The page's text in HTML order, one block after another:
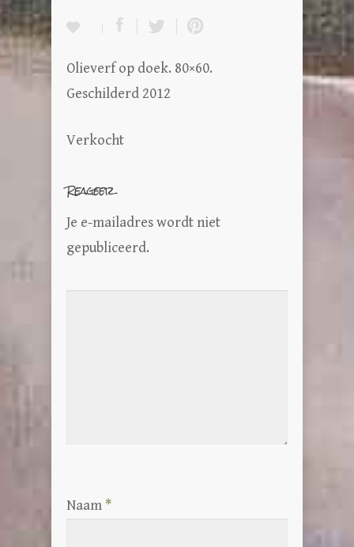
Olieverf op doek. 80×60.
Geschilderd 2012
Verkocht
Reageer
Je e-mailadres wordt niet
gepubliceerd.
Naam *